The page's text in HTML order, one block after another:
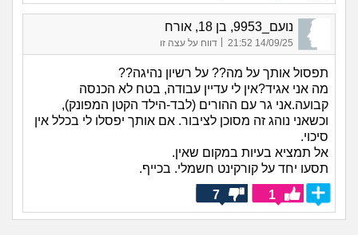
נועם_9953, בן 18, אורח
14/09/25 21:52
| דווח על עצה זו
תפסול אותך על מה?? על רשיון נהיגה??
מה אני אגיד?אין לי עדיין עבודה, בטח לא הכנסה
קבועה.אני גר עם ההורים (לבד-הילד הקטן המפונק),
וכשאני נוהג זה מסוכן לציבור. אם אותך יפסלו לי בכלל אין
סיכוי.
אל תמציא בעיות במקום שאין.
תסעו יחד על קורקינט חשמלי. בכייף.
1
7